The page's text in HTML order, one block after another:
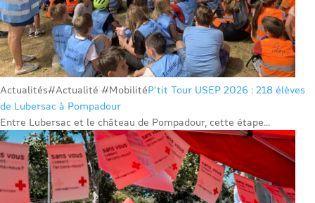
Actualités#Actualité #MobilitéP’tit Tour USEP 2026 : 218 élèves
de Lubersac à Pompadour
Entre Lubersac et le château de Pompadour, cette étape...